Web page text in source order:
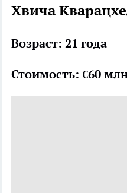
Хвича
Возраст: 21 года
Стоимость: €60